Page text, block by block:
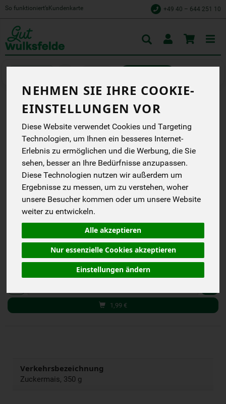
NEHMEN SIE IHRE COOKIE-
EINSTELLUNGEN VOR
Diese Website verwendet Cookies und Targeting
Technologien, um Ihnen ein besseres Internet-
Erlebnis zu ermöglichen und die Werbung, die Sie
sehen, besser an Ihre Bedürfnisse anzupassen.
Diese Technologien nutzen wir außerdem um
Ergebnisse zu messen, um zu verstehen, woher
unsere Besucher kommen oder um unsere Website
weiter zu entwickeln.
Alle akzeptieren
Nur essenzielle Cookies akzeptieren
Einstellungen ändern
So funktioniert’s Kundenkarte +49 40 – 644 251 10
ZUCKERMAIS IM GLAS 350
G
Schonend verarbeitet,
einfach genießen
NurPuur
(5,69 € / kg)
inkl. 7% MwSt.
350 g
1,99 €
Verkehrsbezeichnung
Zuckermais, 350 g
Toggle
cart